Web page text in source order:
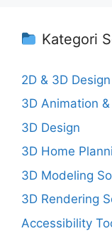
Kategori
2D & 3D
3D Animation
3D Design
3D Home
3D Modeling
3D Rendering
Accessibility